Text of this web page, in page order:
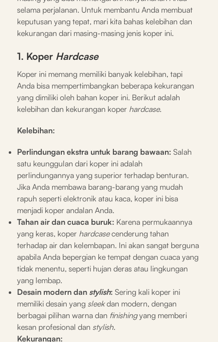
selama perjalanan. Untuk membantu Anda membuat
keputusan yang tepat, mari kita bahas kelebihan dan
kekurangan dari masing-masing jenis koper ini.
1. Koper Hardcase
Koper ini memang memiliki banyak kelebihan, tapi
Anda bisa mempertimbangkan beberapa kekurangan
yang dimiliki oleh bahan koper ini. Berikut adalah
kelebihan dan kekurangan koper hardcase.
Kelebihan:
Perlindungan ekstra untuk barang bawaan: Salah
satu keunggulan dari koper ini adalah
perlindungannya yang superior terhadap benturan.
Jika Anda membawa barang-barang yang mudah
rapuh seperti elektronik atau kaca, koper ini bisa
menjadi koper andalan Anda.
Tahan air dan cuaca buruk: Karena permukaannya
yang keras, koper hardcasecenderung tahan
terhadap air dan kelembapan. Ini akan sangat berguna
apabila Anda bepergian ke tempat dengan cuaca yang
tidak menentu, seperti hujan deras atau lingkungan
yang lembap.
Desain modern dan stylish: Sering kali koper ini
memiliki desain yang sleekdan modern, dengan
berbagai pilihan warna dan finishingyang memberi
kesan profesional dan stylish.
Kekurangan: